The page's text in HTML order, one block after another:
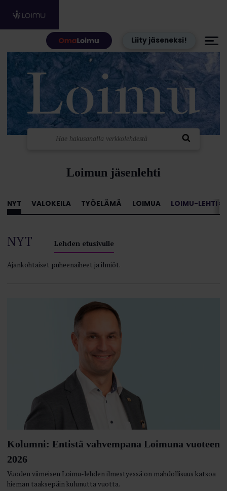
Liity jäseneksi!
Loimun jäsenlehti
NYT VALOKEILA TYÖELÄMÄ LOIMUA LOIMU-LEHTI »
NYT Lehden etusivulle
Ajankohtaiset puheenaiheet ja ilmiöt.
Kolumni: Entistä vahvempana Loimuna vuoteen
2026
Vuoden viimeisen Loimu-lehden ilmestyessä on mahdollisuus katsoa
hieman taaksepäin kulunutta vuotta.